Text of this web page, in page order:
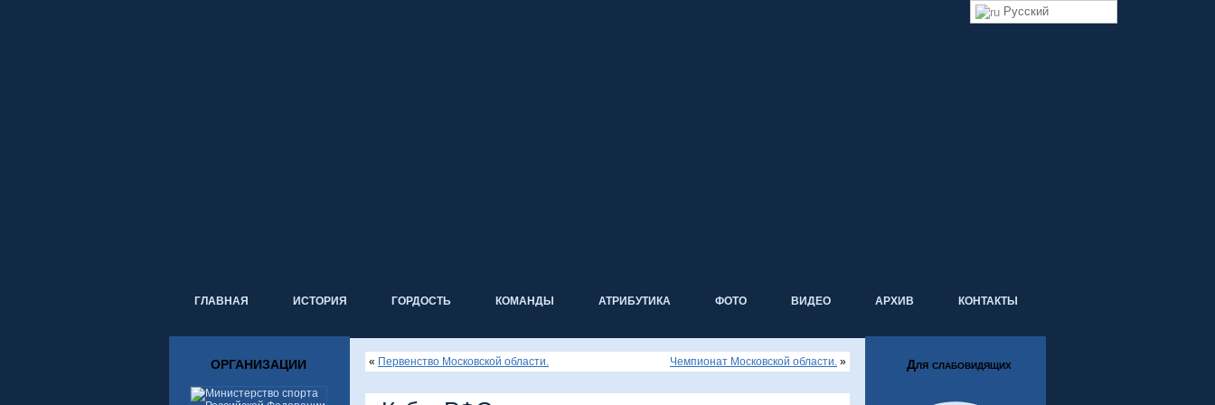
ГЛАВНАЯ ИСТОРИЯ ГОРДОСТЬ КОМАНДЫ АТРИБУТИКА ФОТО ВИДЕО АРХИВ КОНТАКТЫ
ОРГАНИЗАЦИИ « Первенство Московской области. Чемпионат Московской области. » Для слабовидящих
Русский